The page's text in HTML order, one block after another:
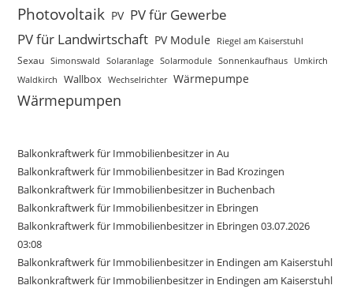
Photovoltaik PV PV für Gewerbe
PV für Landwirtschaft PV Module Riegel am Kaiserstuhl
Sexau Simonswald Solaranlage Solarmodule Sonnenkaufhaus Umkirch
Waldkirch Wallbox Wechselrichter Wärmepumpe
Wärmepumpen
Balkonkraftwerk für Immobilienbesitzer in Au
Balkonkraftwerk für Immobilienbesitzer in Bad Krozingen
Balkonkraftwerk für Immobilienbesitzer in Buchenbach
Balkonkraftwerk für Immobilienbesitzer in Ebringen
Balkonkraftwerk für Immobilienbesitzer in Ebringen 03.07.2026
03:08
Balkonkraftwerk für Immobilienbesitzer in Endingen am Kaiserstuhl
Balkonkraftwerk für Immobilienbesitzer in Endingen am Kaiserstuhl